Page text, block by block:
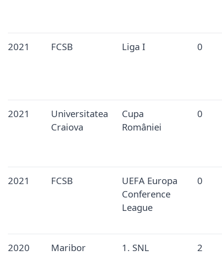
2021 FCSB Liga I 0
2021
Universitatea
Craiova
Cupa
României
0
2021 FCSB
UEFA Europa
Conference
League
0
2020 Maribor 1. SNL 2